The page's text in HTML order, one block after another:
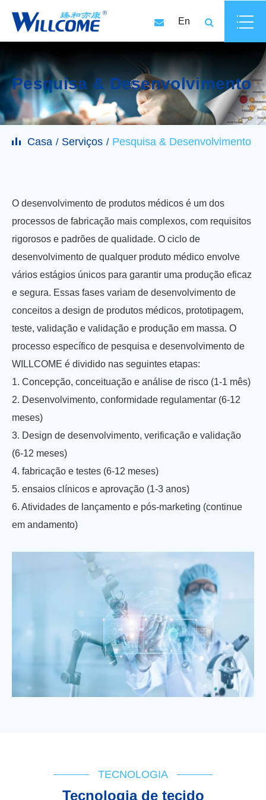
En
Pesquisa & Desenvolvimento
Casa Serviços Pesquisa & Desenvolvimento
O desenvolvimento de produtos médicos é um dos
processos de fabricação mais complexos, com requisitos
rigorosos e padrões de qualidade. O ciclo de
desenvolvimento de qualquer produto médico envolve
vários estágios únicos para garantir uma produção eficaz
e segura. Essas fases variam de desenvolvimento de
conceitos a design de produtos médicos, prototipagem,
teste, validação e validação e produção em massa. O
processo específico de pesquisa e desenvolvimento de
WILLCOME é dividido nas seguintes etapas:
1. Concepção, conceituação e análise de risco (1-1 mês)
2. Desenvolvimento, conformidade regulamentar (6-12
meses)
3. Design de desenvolvimento, verificação e validação
(6-12 meses)
4. fabricação e testes (6-12 meses)
5. ensaios clínicos e aprovação (1-3 anos)
6. Atividades de lançamento e pós-marketing (continue
em andamento)
TECNOLOGIA
Tecnologia de tecido